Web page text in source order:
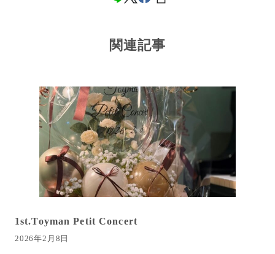
関連記事
1st.Toyman Petit Concert
2026年2月8日